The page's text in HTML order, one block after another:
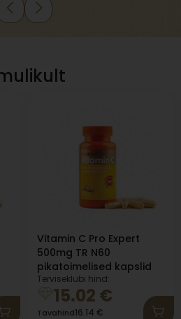
Vitamin C Pro Expert
500mg TR N60
pikatoimelised kapslid
Terviseklubi hind:
15.02 €
Tavahind16.14 €